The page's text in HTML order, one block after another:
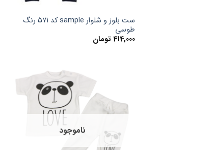
ست بلوز و شلوار sample کد 571 رنگ
طوسی
414,000 تومان
ناموجود